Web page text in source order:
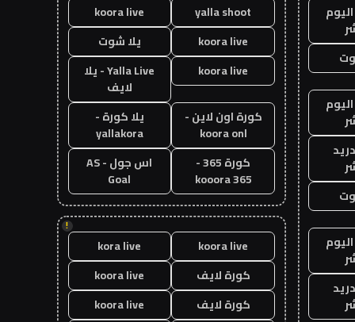
yalla shoot
koora live
koora live
يلا شوت
koora live
Yalla Live - يلا
لايف
كورة اون لاين -
koora onl
يلا كورة -
yallakora
كورة 365 -
kooora 365
اس جول - AS
Goal
!
koora live
kora live
كورة لايف
koora live
كورة لايف
koora live